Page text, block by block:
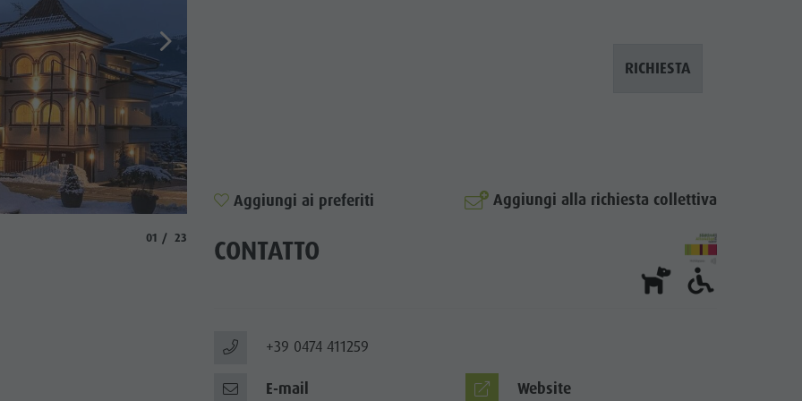
E DINTORNI
E ARTIGIANATO
EVENTS
© hg
aria.slide_indicator.prefix
01 aria.slide_indicator.of
23
RICHIESTA
Aggiungi alla richiesta collettiva
Aggiungi ai preferiti
CONTATTO
+39 0474 411259
E-mail Website